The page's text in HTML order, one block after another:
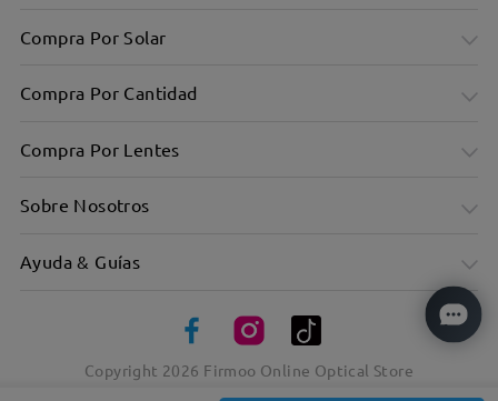
Patrón clásico de carey para un atractivo atemporal
Compra Por Solar
Compra Por Cantidad
Compra Por Lentes
Sobre Nosotros
Ayuda & Guías
Copyright 2026 Firmoo Online Optical Store